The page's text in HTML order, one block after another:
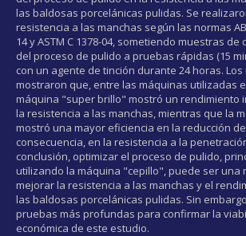
las baldosas porcelánicas pulidas. Se
resistencia a las manchas según las normas
14 y ASTM C 1378-04, sometiendo muestras
del proceso de pulido a pruebas rápidas (15
con un agente de tinción durante 24 horas.
mostraron que, entre las máquinas utilizadas
máquina "super brillo" mostró un rendimiento
la resistencia a las manchas, mientras que la
mostró una mayor eficiencia en la reducción
consecuencia, en la resistencia a la
conclusión, optimizar el proceso de pulido,
utilizando la máquina "cepillo", puede ser una
mejorar la resistencia a las manchas y el
las baldosas porcelánicas pulidas. Sin
pruebas más profundas para confirmar la
económica de este estudio.